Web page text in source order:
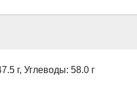
г, Углеводы: 58.0 г